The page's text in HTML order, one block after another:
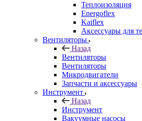
Теплоизоляция
Energoflex
Kaiflex
Аксессуары для
Вентиляторы
Назад
Вентиляторы
Вентиляторы
Микродвигатели
Запчасти и аксессуары
Инструмент
Назад
Инструмент
Вакуумные насосы